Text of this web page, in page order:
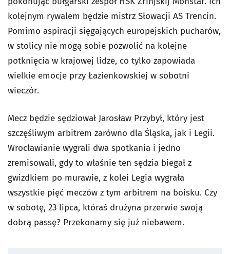
kolejnym rywalem będzie mistrz Słowacji AS Trencin.
Pomimo aspiracji sięgających europejskich pucharów,
w stolicy nie mogą sobie pozwolić na kolejne
potknięcia w krajowej lidze, co tylko zapowiada
wielkie emocje przy Łazienkowskiej w sobotni
wieczór.
Mecz będzie sędziował Jarosław Przybył, który jest
szczęśliwym arbitrem zarówno dla Śląska, jak i Legii.
Wrocławianie wygrali dwa spotkania i jedno
zremisowali, gdy to właśnie ten sędzia biegał z
gwizdkiem po murawie, z kolei Legia wygrała
wszystkie pięć meczów z tym arbitrem na boisku. Czy
w sobotę, 23 lipca, któraś drużyna przerwie swoją
dobrą passę? Przekonamy się już niebawem.